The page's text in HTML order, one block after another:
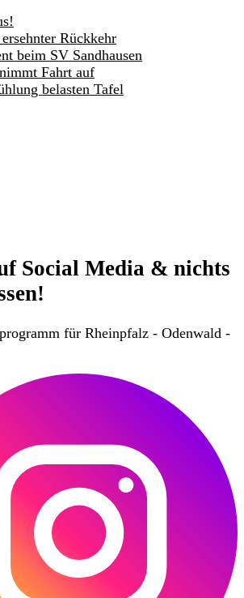
Rückkehr
beim SV Sandhausen
Fahrt auf
belasten Tafel
Social Media & nichts
für Rheinpfalz - Odenwald -